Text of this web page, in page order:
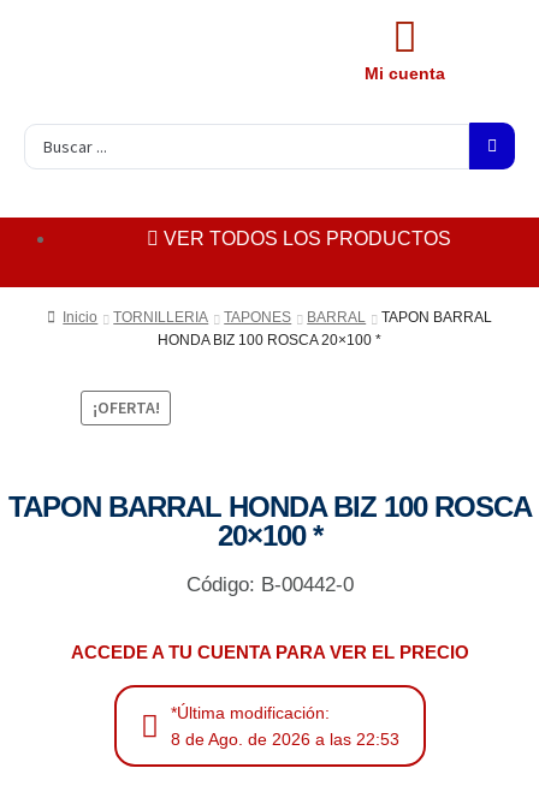
Mi cuenta
VER TODOS LOS PRODUCTOS
Inicio TORNILLERIA TAPONES BARRAL
TAPON BARRAL
HONDA BIZ 100 ROSCA 20×100 *
¡OFERTA!
TAPON BARRAL HONDA BIZ 100 ROSCA
20×100 *
Código: B-00442-0
ACCEDE A TU CUENTA PARA VER EL PRECIO
*Última modificación:
8 de Ago. de 2026 a las 22:53